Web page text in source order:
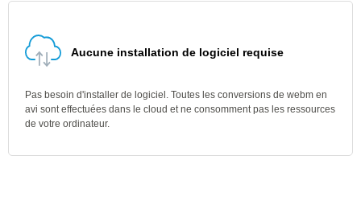
Aucune installation de logiciel requise
Pas besoin d'installer de logiciel. Toutes les conversions de webm en
avi sont effectuées dans le cloud et ne consomment pas les ressources
de votre ordinateur.